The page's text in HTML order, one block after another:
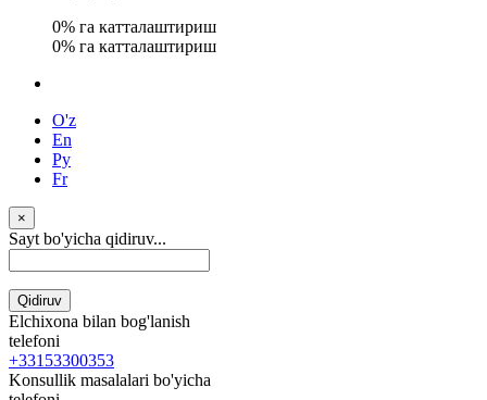
0% га катталаштириш
0% га катталаштириш
O'z
En
Ру
Fr
×
Sayt bo'yicha qidiruv...
Qidiruv
Elchixona bilan bog'lanish
telefoni
+33153300353
Konsullik masalalari bo'yicha